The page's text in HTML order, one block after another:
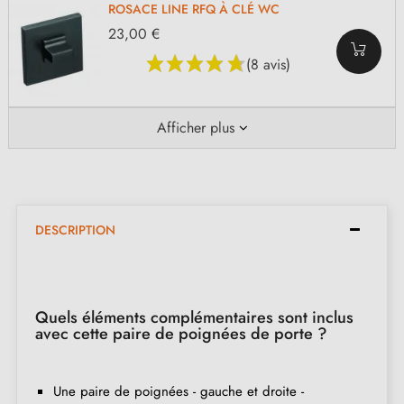
ROSACE LINE RFQ À CLÉ WC
(8 avis)
23,00 €
Afficher plus
DESCRIPTION
Quels éléments complémentaires sont inclus
avec cette paire de poignées de porte ?
Une paire de poignées - gauche et droite -